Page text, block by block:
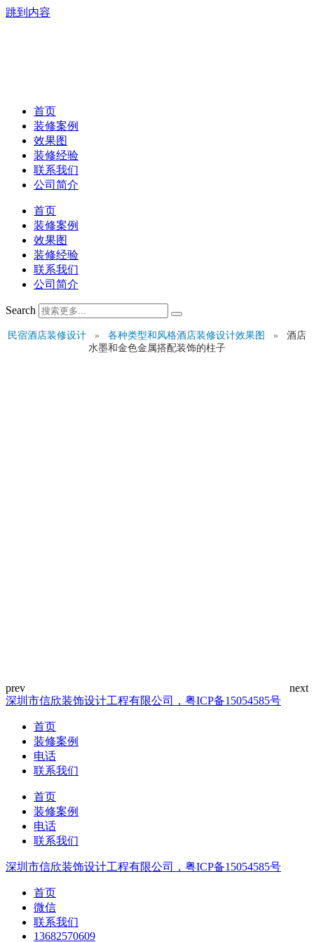
跳到内容
首页
装修案例
效果图
装修经验
联系我们
公司简介
首页
装修案例
效果图
装修经验
联系我们
公司简介
Search
民宿酒店装修设计 » 各种类型和风格酒店装修设计效果图 »
酒店
水墨和金色金属搭配装饰的柱子
深圳市信欣装饰设计工程有限公司，粤ICP备15054585号
首页
装修案例
电话
联系我们
首页
装修案例
电话
联系我们
深圳市信欣装饰设计工程有限公司，粤ICP备15054585号
首页
微信
联系我们
13682570609